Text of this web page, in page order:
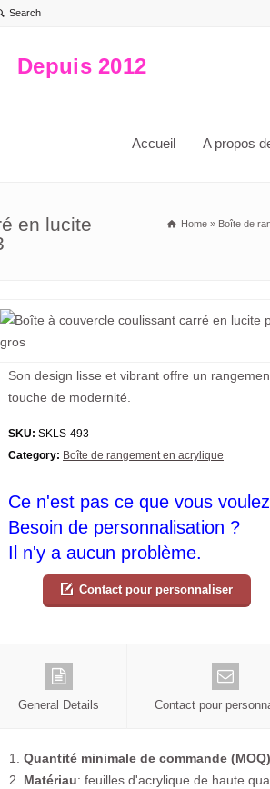
Depuis 2012
Accueil A propos
en lucite
Home » Boîte de
Son design lisse et vibrant offre un
touche de modernité.
SKU: SKLS-493
Category: Boîte de rangement en acrylique
Ce n'est pas ce que vous
Besoin de personnalisation ?
Il n'y a aucun problème.
Contact pour personnaliser
General Details Contact pour
1. Quantité minimale de commande (MOQ)
2. Matériau: feuilles d'acrylique de haute